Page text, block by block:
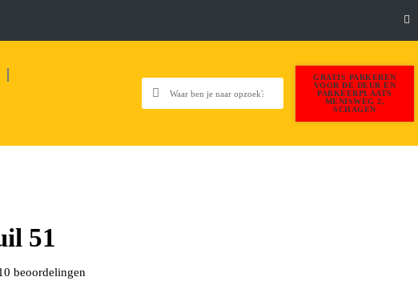
GRATIS PARKEREN
VOOR DE DEUR EN
PARKEERPLAATS
MENISWEG 2,
SCHAGEN
51
beoordelingen